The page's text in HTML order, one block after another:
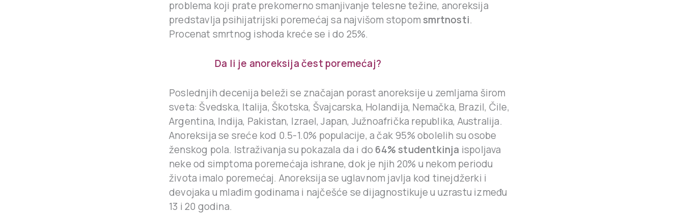
problema koji prate prekomerno smanjivanje telesne težine, anoreksija
predstavlja psihijatrijski poremećaj sa najvišom stopom smrtnosti.
Procenat smrtnog ishoda kreće se i do 25%.
Da li je anoreksija čest poremećaj?
Poslednjih decenija beleži se značajan porast anoreksije u zemljama širom
sveta: Švedska, Italija, Škotska, Švajcarska, Holandija, Nemačka, Brazil, Čile,
Argentina, Indija, Pakistan, Izrael, Japan, Južnoafrička republika, Australija.
Anoreksija se sreće kod 0.5-1.0% populacije, a čak 95% obolelih su osobe
ženskog pola. Istraživanja su pokazala da i do 64% studentkinja ispoljava
neke od simptoma poremećaja ishrane, dok je njih 20% u nekom periodu
života imalo poremećaj. Anoreksija se uglavnom javlja kod tinejdžerki i
devojaka u mlađim godinama i najčešće se dijagnostikuje u uzrastu između
13 i 20 godina.